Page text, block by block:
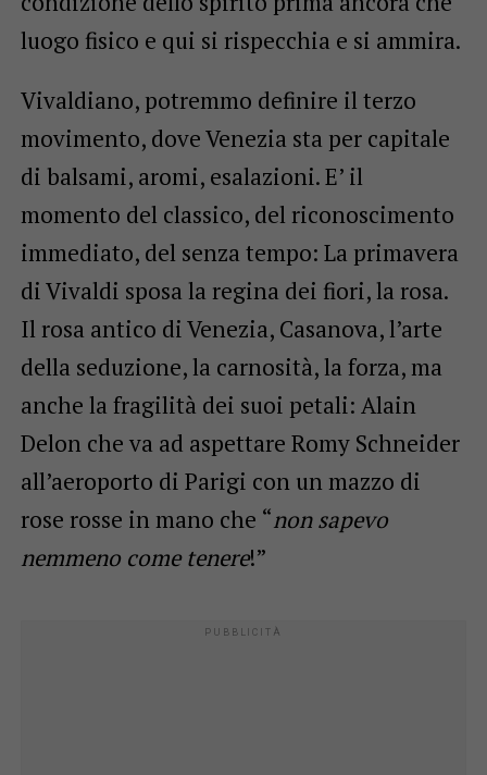
luogo fisico e qui si rispecchia e si ammira.
Vivaldiano, potremmo definire il terzo
movimento, dove Venezia sta per capitale
di balsami, aromi, esalazioni. E’ il
momento del classico, del riconoscimento
immediato, del senza tempo: La primavera
di Vivaldi sposa la regina dei fiori, la rosa.
Il rosa antico di Venezia, Casanova, l’arte
della seduzione, la carnosità, la forza, ma
anche la fragilità dei suoi petali: Alain
Delon che va ad aspettare Romy Schneider
all’aeroporto di Parigi con un mazzo di
rose rosse in mano che “non sapevo
nemmeno come tenere!”